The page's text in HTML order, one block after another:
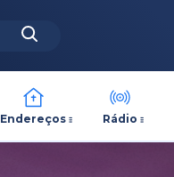
Endereços Rádio